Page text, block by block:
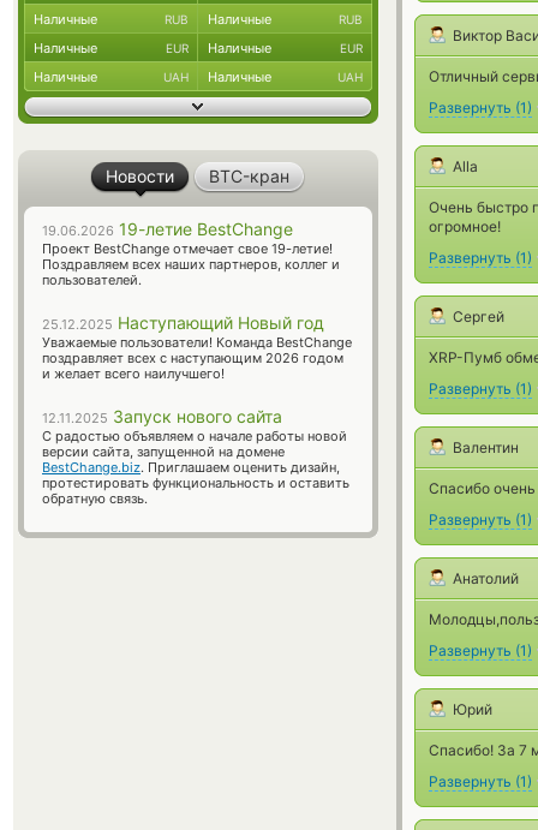
Виктор
Отличный
Развернуть (1)
Alla
Очень быстро
огромное!
Развернуть (1)
Сергей
XRP-Пумб
Развернуть (1)
Валентин
Спасибо
Развернуть (1)
Анатолий
Развернуть (1)
Юрий
Спасибо! За 7
Развернуть (1)
Наличные RUB Наличные RUB
Наличные EUR Наличные EUR
Наличные UAH Наличные UAH
Новости BTC-кран
19.06.2026 19-летие BestChange
Проект BestChange отмечает свое 19-летие!
Поздравляем всех наших партнеров, коллег и
пользователей.
25.12.2025 Наступающий Новый год
Уважаемые пользователи! Команда BestChange
поздравляет всех с наступающим 2026 годом
и желает всего наилучшего!
12.11.2025 Запуск нового сайта
С радостью объявляем о начале работы новой
версии сайта, запущенной на домене
BestChange.biz. Приглашаем оценить дизайн,
протестировать функциональность и оставить
обратную связь.